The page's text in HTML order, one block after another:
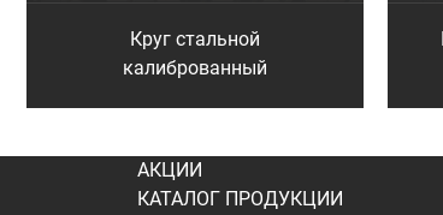
Круг стальной
калиброванный
АКЦИИ
КАТАЛОГ ПРОДУКЦИИ